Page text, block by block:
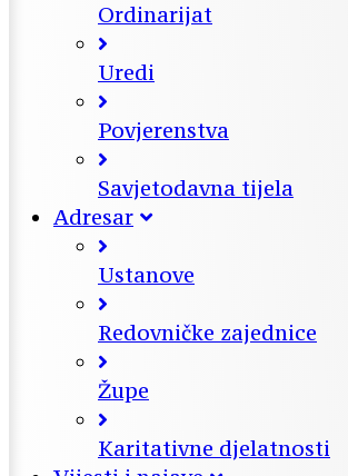
Ordinarijat
Uredi
Povjerenstva
Savjetodavna tijela
Adresar
Ustanove
Redovničke zajednice
Župe
Karitativne djelatnosti